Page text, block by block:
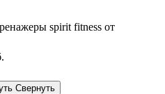
spirit fitness от
Свернуть